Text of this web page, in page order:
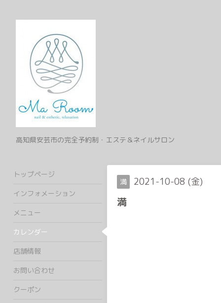
高知県安芸市の完全予約制・エステ＆ネイルサロン
満 2021-10-08 (金)
満
トップページ
インフォメーション
メニュー
カレンダー
店舗情報
お問い合わせ
クーポン